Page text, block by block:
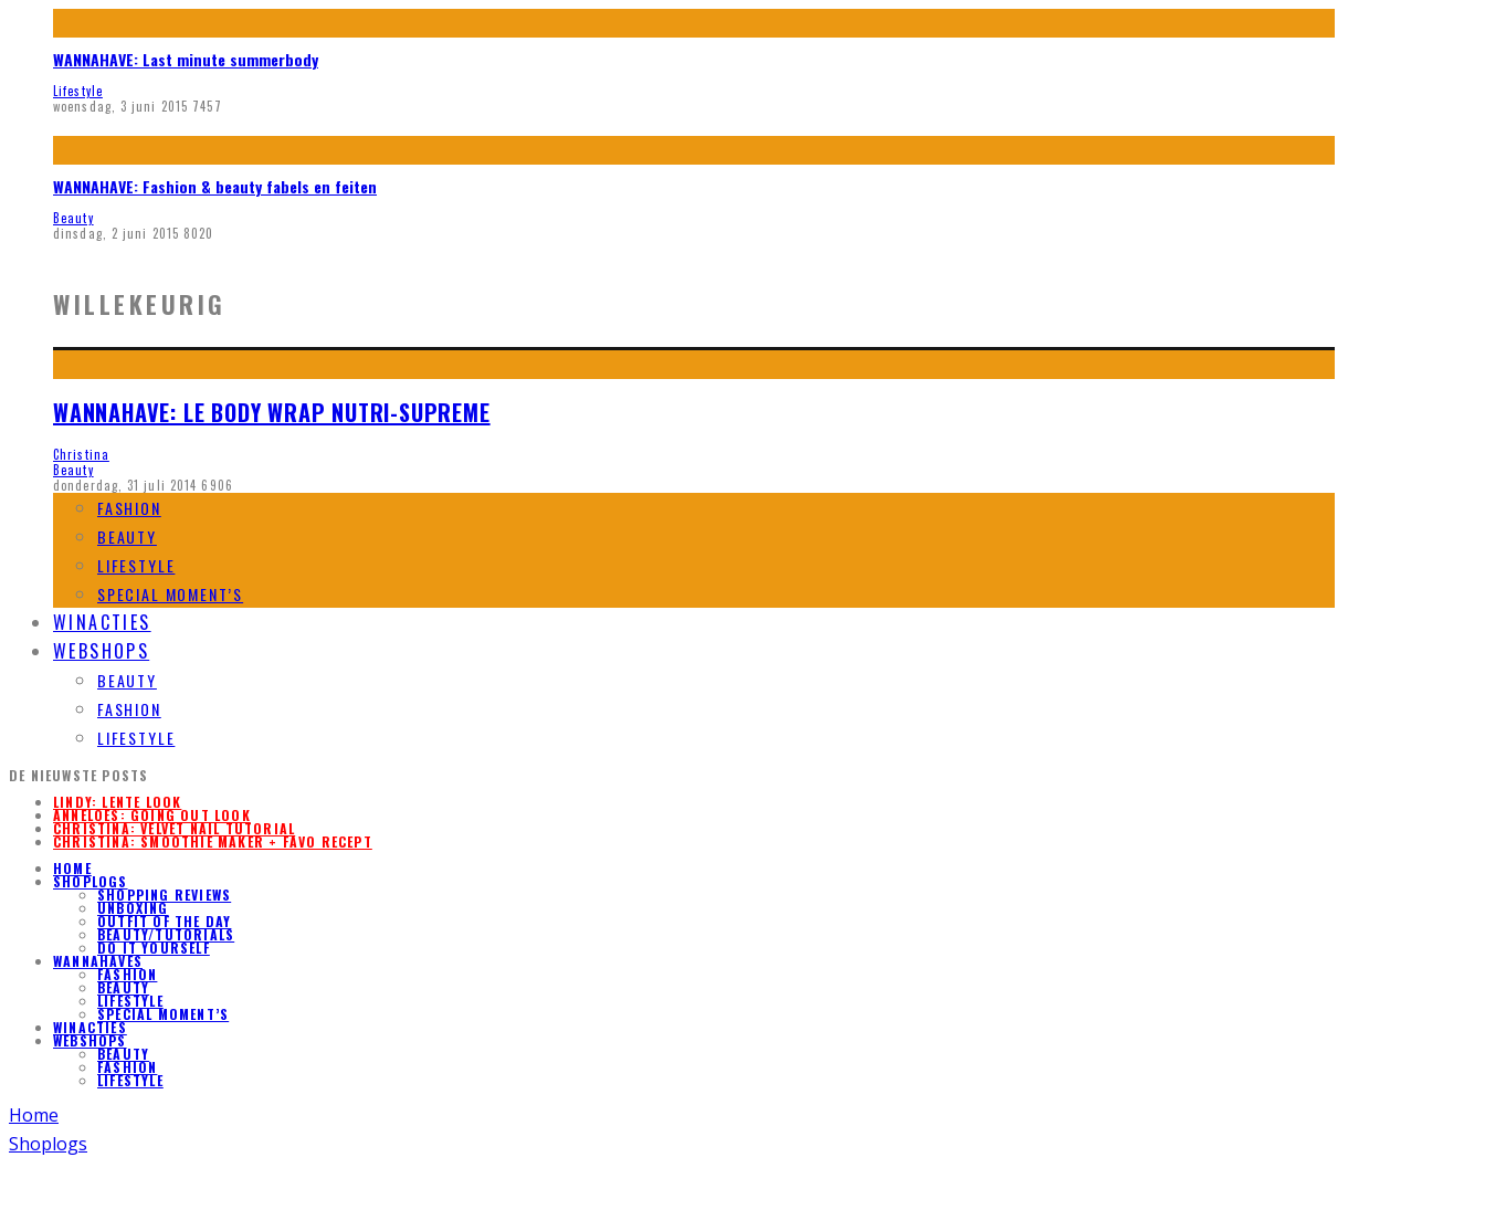
WANNAHAVE: Last minute summerbody
Lifestyle
woensdag, 3 juni 2015 7457
WANNAHAVE: Fashion & beauty fabels en feiten
Beauty
dinsdag, 2 juni 2015 8020
WILLEKEURIG
WANNAHAVE: LE BODY WRAP NUTRI-SUPREME
Christina
Beauty
donderdag, 31 juli 2014 6906
FASHION
BEAUTY
LIFESTYLE
SPECIAL MOMENT’S
WINACTIES
WEBSHOPS
BEAUTY
FASHION
LIFESTYLE
DE NIEUWSTE POSTS
LINDY: LENTE LOOK
ANNELOES: GOING OUT LOOK
CHRISTINA: VELVET NAIL TUTORIAL
CHRISTINA: SMOOTHIE MAKER + FAVO RECEPT
HOME
SHOPLOGS
SHOPPING REVIEWS
UNBOXING
OUTFIT OF THE DAY
BEAUTY/TUTORIALS
DO IT YOURSELF
WANNAHAVES
FASHION
BEAUTY
LIFESTYLE
SPECIAL MOMENT’S
WINACTIES
WEBSHOPS
BEAUTY
FASHION
LIFESTYLE
Home
Shoplogs